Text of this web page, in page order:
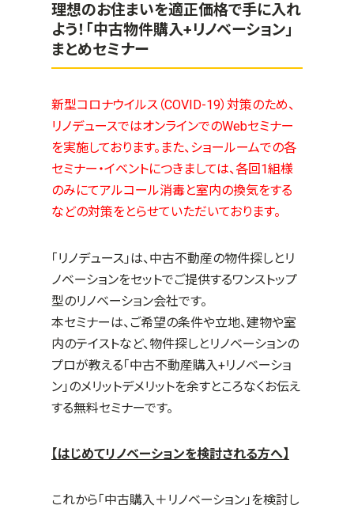
理想のお住まいを適正価格で手に入れ
よう！「中古物件購入+リノベーション」
まとめセミナー
新型コロナウイルス（COVID-19）対策のため、
リノデュースではオンラインでのWebセミナー
を実施しております。また、ショールームでの各
セミナー・イベントにつきましては、各回1組様
のみにてアルコール消毒と室内の換気をする
などの対策をとらせていただいております。
「リノデュース」は、中古不動産の物件探しとリ
ノベーションをセットでご提供するワンストップ
型のリノベーション会社です。
本セミナーは、ご希望の条件や立地、建物や室
内のテイストなど、物件探しとリノベーションの
プロが教える「中古不動産購入+リノベーショ
ン」のメリットデメリットを余すところなくお伝え
する無料セミナーです。
【はじめてリノベーションを検討される方へ】
これから「中古購入＋リノベーション」を検討し